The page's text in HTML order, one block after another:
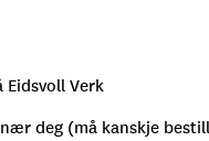
Eidsvoll Verk
deg (må kanskje